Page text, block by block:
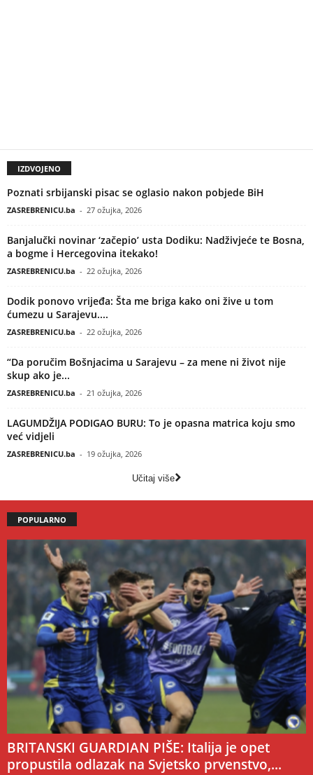
IZDVOJENO
Poznati srbijanski pisac se oglasio nakon pobjede BiH
ZASREBRENICU.ba - 27 ožujka, 2026
Banjalučki novinar ‘začepio’ usta Dodiku: Nadživjeće te Bosna,
a bogme i Hercegovina itekako!
ZASREBRENICU.ba - 22 ožujka, 2026
Dodik ponovo vrijeđa: Šta me briga kako oni žive u tom
ćumezu u Sarajevu....
ZASREBRENICU.ba - 22 ožujka, 2026
“Da poručim Bošnjacima u Sarajevu – za mene ni život nije
skup ako je...
ZASREBRENICU.ba - 21 ožujka, 2026
LAGUMDŽIJA PODIGAO BURU: To je opasna matrica koju smo
već vidjeli
ZASREBRENICU.ba - 19 ožujka, 2026
Učitaj više
POPULARNO
BRITANSKI GUARDIAN PIŠE: Italija je opet
propustila odlazak na Svjetsko prvenstvo,...